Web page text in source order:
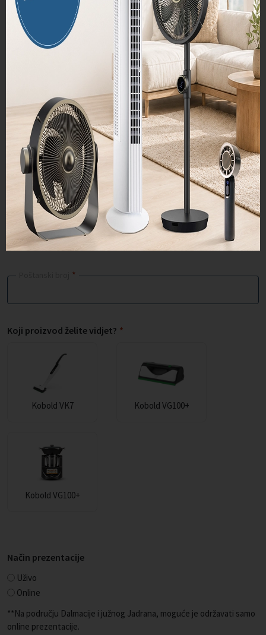
Email
Adresa *
Mjesto *
*
Koji proizvod želite vidjet? *
Kobold VK7 Kobold VG100+
Kobold VG100+
Način prezentacije
Uživo
Online
**Na području Dalmacije i južnog Jadrana, moguće je održavati samo
online prezentacije.